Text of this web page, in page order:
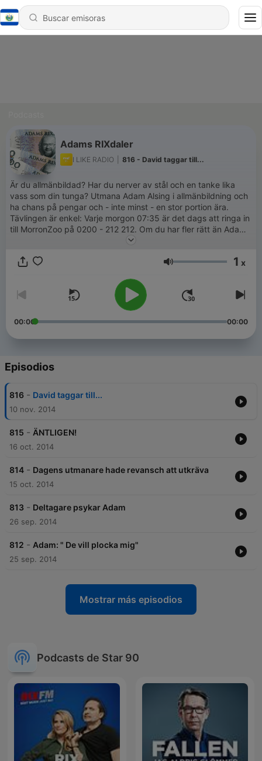
Adams RIXdaler
I LIKE RADIO 816 - David taggar till...
Är du allmänbildad? Har du nerver av stål och en tanke lika
vass som din tunga? Utmana Adam Alsing i allmänbildning och
ha chans på pengar och - inte minst - en stor portion ära.
Tävlingen är enkel: Varje morgon 07:35 är det dags att ringa in
till MorronZoo på 0200 - 212 212. Om du har fler rätt än Adam
vinner du 100 kronor för varje fråga.
Volumen 1 x
00:00 00:00
Episodios
816 - David taggar till...
10 nov. 2014
815 - ÄNTLIGEN!
16 oct. 2014
814 - Dagens utmanare hade revansch att utkräva
15 oct. 2014
813 - Deltagare psykar Adam
26 sep. 2014
812 - Adam: " De vill plocka mig"
25 sep. 2014
Mostrar más episodios
Podcasts de Star 90